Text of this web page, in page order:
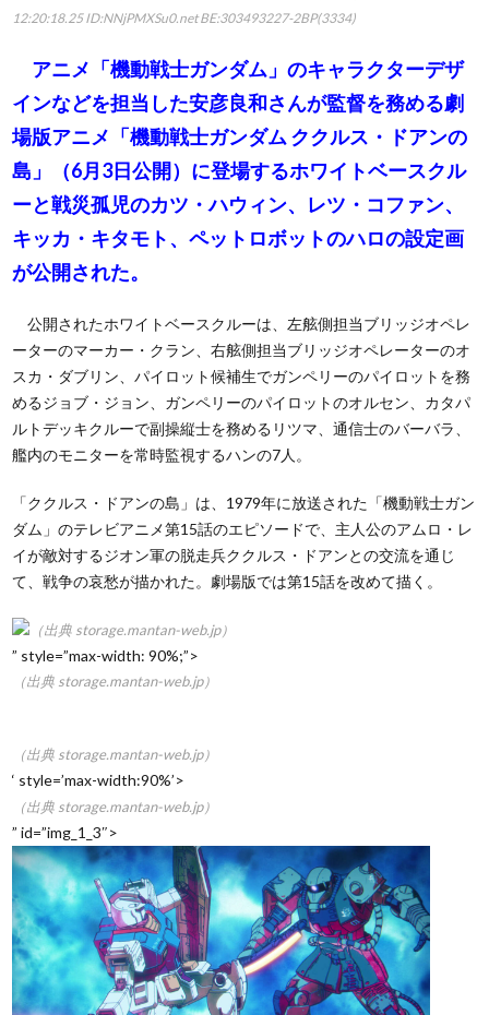
12:20:18.25ID:NNjPMXSu0.net BE:303493227-2BP(3334)
アニメ「機動戦士ガンダム」のキャラクターデザ
インなどを担当した安彦良和さんが監督を務める劇
場版アニメ「機動戦士ガンダム ククルス・ドアンの
島」（6月3日公開）に登場するホワイトベースクル
ーと戦災孤児のカツ・ハウィン、レツ・コファン、
キッカ・キタモト、ペットロボットのハロの設定画
が公開された。
公開されたホワイトベースクルーは、左舷側担当ブリッジオペレ
ーターのマーカー・クラン、右舷側担当ブリッジオペレーターのオ
スカ・ダブリン、パイロット候補生でガンペリーのパイロットを務
めるジョブ・ジョン、ガンペリーのパイロットのオルセン、カタパ
ルトデッキクルーで副操縦士を務めるリツマ、通信士のバーバラ、
艦内のモニターを常時監視するハンの7人。
「ククルス・ドアンの島」は、1979年に放送された「機動戦士ガン
ダム」のテレビアニメ第15話のエピソードで、主人公のアムロ・レ
イが敵対するジオン軍の脱走兵ククルス・ドアンとの交流を通じ
て、戦争の哀愁が描かれた。劇場版では第15話を改めて描く。
（出典 storage.mantan-web.jp）
” style=”max-width: 90%;”>
（出典 storage.mantan-web.jp）
（出典 storage.mantan-web.jp）
‘ style=’max-width:90%’>
（出典 storage.mantan-web.jp）
” id=”img_1_3″>